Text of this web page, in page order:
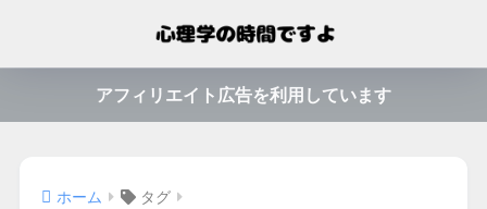
アフィリエイト広告を利用しています
ホーム タグ